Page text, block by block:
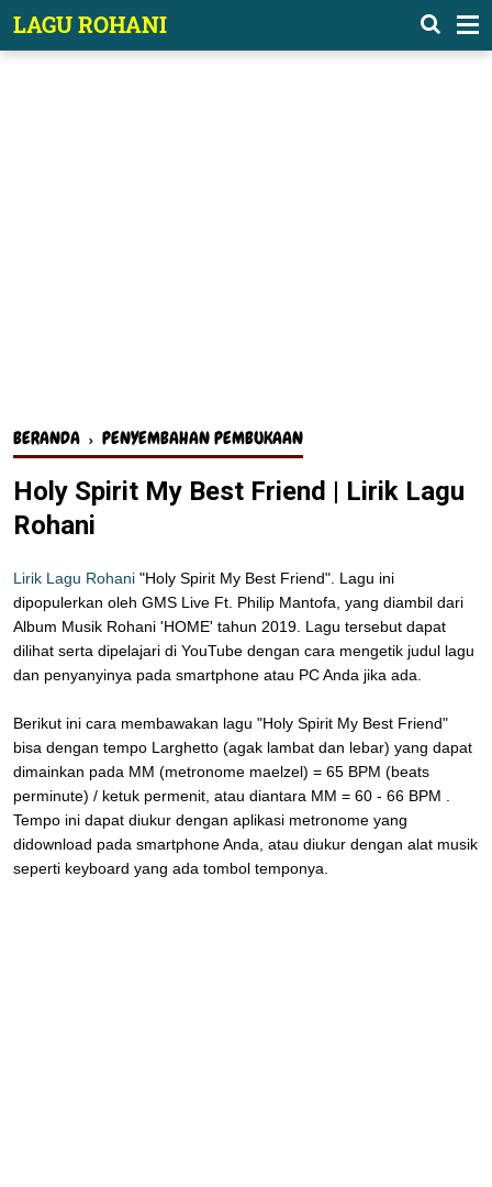
LAGU ROHANI
BERANDA › PENYEMBAHAN PEMBUKAAN
Holy Spirit My Best Friend | Lirik Lagu
Rohani
Lirik Lagu Rohani "Holy Spirit My Best Friend". Lagu ini
dipopulerkan oleh GMS Live Ft. Philip Mantofa, yang diambil dari
Album Musik Rohani 'HOME' tahun 2019. Lagu tersebut dapat
dilihat serta dipelajari di YouTube dengan cara mengetik judul lagu
dan penyanyinya pada smartphone atau PC Anda jika ada.
Berikut ini cara membawakan lagu "Holy Spirit My Best Friend"
bisa dengan tempo Larghetto (agak lambat dan lebar) yang dapat
dimainkan pada MM (metronome maelzel) = 65 BPM (beats
perminute) / ketuk permenit, atau diantara MM = 60 - 66 BPM .
Tempo ini dapat diukur dengan aplikasi metronome yang
didownload pada smartphone Anda, atau diukur dengan alat musik
seperti keyboard yang ada tombol temponya.